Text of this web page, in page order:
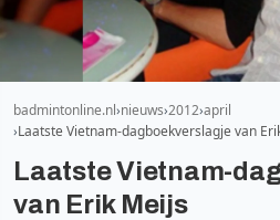
badmintonline.nl nieuws 2012 april
Laatste Vietnam-dagboekverslagje van
Laatste Vietnam-
van Erik Meijs